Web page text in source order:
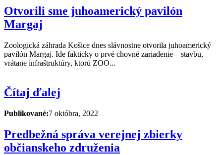
Otvorili sme juhoamerický pavilón
Margaj
Zoologická záhrada Košice dnes slávnostne otvorila juhoamerický
pavilón Margaj. Ide fakticky o prvé chovné zariadenie – stavbu,
vrátane infraštruktúry, ktorú ZOO...
Čítaj ďalej
Publikované:7 októbra, 2022
Predbežná správa verejnej zbierky
občianskeho združenia